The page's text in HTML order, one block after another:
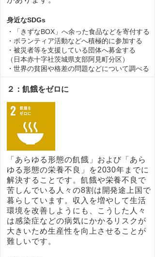
身近なSDGs
・「きずなBOX」へ余った食品などを寄付する
・ボランティア活動などへ積極的に参加する
・被災者等を支援している団体へ募金する
（日本赤十字社茨城県支部阿見町分区）
・世界の貧困や格差の問題などについて調べる
２：飢餓をゼロに
「あらゆる形態の飢餓」および「あら
ゆる形態の栄養不良」を2030年までに
解決することです。飢餓や栄養不良で
苦しんでいる人々の8割は開発途上国で
暮らしています。収入を増やして生活
環境を改善しようにも、こうした人々
は感染症などの病気にかかるリスクが
大きいため生産性を向上させることが
難しいです。